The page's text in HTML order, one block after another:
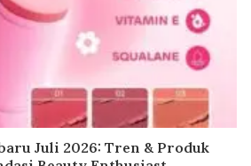
Juli 2026: Tren & Produk